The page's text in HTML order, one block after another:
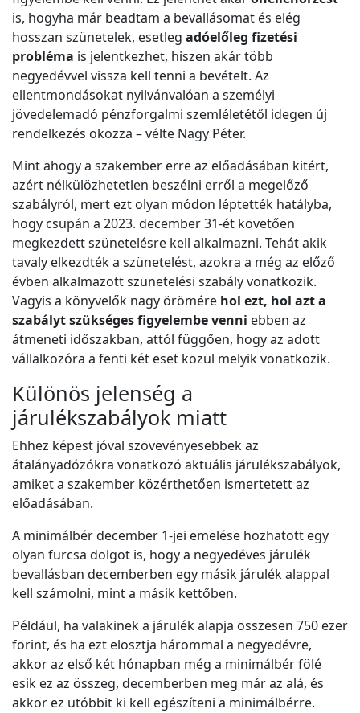
is, hogyha már beadtam a bevallásomat és elég
hosszan szünetelek, esetleg adóelőleg fizetési
probléma is jelentkezhet, hiszen akár több
negyedévvel vissza kell tenni a bevételt. Az
ellentmondásokat nyilvánvalóan a személyi
jövedelemadó pénzforgalmi szemléletétől idegen új
rendelkezés okozza – vélte Nagy Péter.
Mint ahogy a szakember erre az előadásában kitért,
azért nélkülözhetetlen beszélni erről a megelőző
szabályról, mert ezt olyan módon léptették hatályba,
hogy csupán a 2023. december 31-ét követően
megkezdett szünetelésre kell alkalmazni. Tehát akik
tavaly elkezdték a szünetelést, azokra a még az előző
évben alkalmazott szünetelési szabály vonatkozik.
Vagyis a könyvelők nagy örömére hol ezt, hol azt a
szabályt szükséges figyelembe venni ebben az
átmeneti időszakban, attól függően, hogy az adott
vállalkozóra a fenti két eset közül melyik vonatkozik.
Különös jelenség a
járulékszabályok miatt
Ehhez képest jóval szövevényesebbek az
átalányadózókra vonatkozó aktuális járulékszabályok,
amiket a szakember közérthetően ismertetett az
előadásában.
A minimálbér december 1-jei emelése hozhatott egy
olyan furcsa dolgot is, hogy a negyedéves járulék
bevallásban decemberben egy másik járulék alappal
kell számolni, mint a másik kettőben.
Például, ha valakinek a járulék alapja összesen 750 ezer
forint, és ha ezt elosztja hárommal a negyedévre,
akkor az első két hónapban még a minimálbér fölé
esik ez az összeg, decemberben meg már az alá, és
akkor ez utóbbit ki kell egészíteni a minimálbérre.